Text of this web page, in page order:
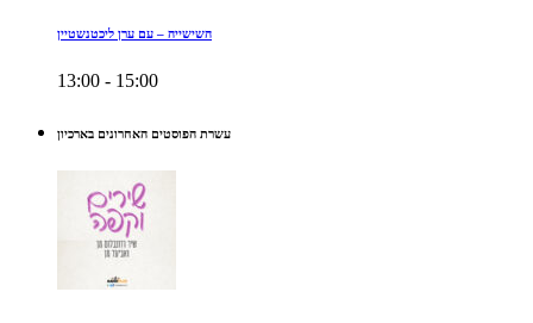
השישייה – עם ערן ליכטנשטיין
13:00 - 15:00
עשרת הפוסטים האחרונים בארכיון